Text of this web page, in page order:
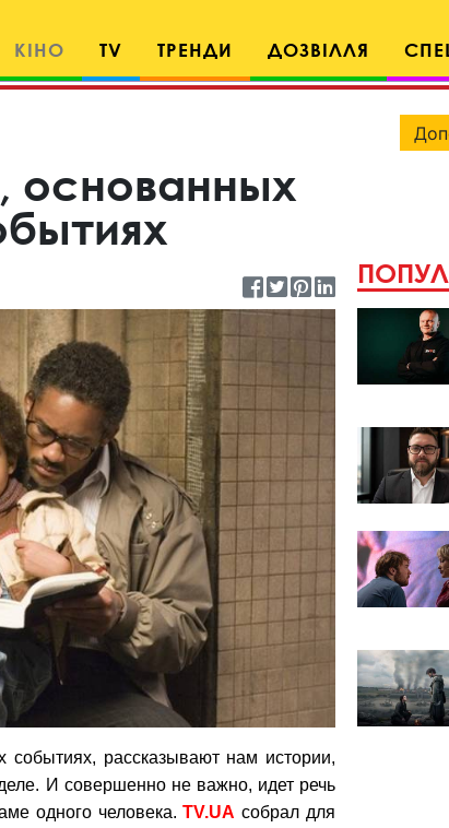
КІНО TV ТРЕНДИ ДОЗВІЛЛЯ
основанных
рассказывают нам истории,
И совершенно не важно, идет речь
одного человека.TV.UA собрал для